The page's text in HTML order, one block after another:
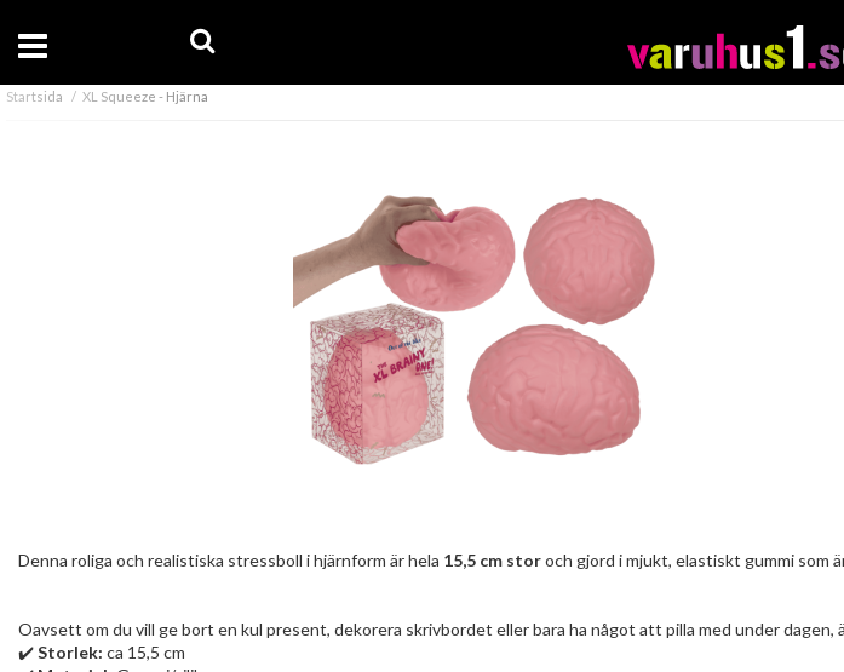
Startsida XL Squeeze - Hjärna
Denna roliga och realistiska stressboll i hjärnform är hela 15,5 cm storoch gjord i mjukt, elastiskt gummi som
Oavsett om du vill ge bort en kul present, dekorera skrivbordet eller bara ha något att pilla med under dagen,
✔️Storlek: ca 15,5 cm